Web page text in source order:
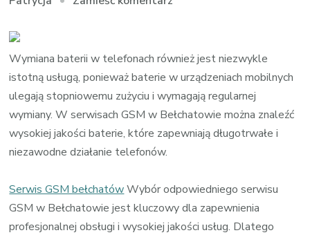
Telefonów
w
Bełchatowie:
Twoje
Urządzenie
Rękach
Wymiana baterii w telefonach również jest niezwykle
istotną usługą, ponieważ baterie w urządzeniach mobilnych
ulegają stopniowemu zużyciu i wymagają regularnej
wymiany. W serwisach GSM w Bełchatowie można znaleźć
wysokiej jakości baterie, które zapewniają długotrwałe i
niezawodne działanie telefonów.
Serwis GSM bełchatówWybór odpowiedniego serwisu
GSM w Bełchatowie jest kluczowy dla zapewnienia
profesjonalnej obsługi i wysokiej jakości usług. Dlatego